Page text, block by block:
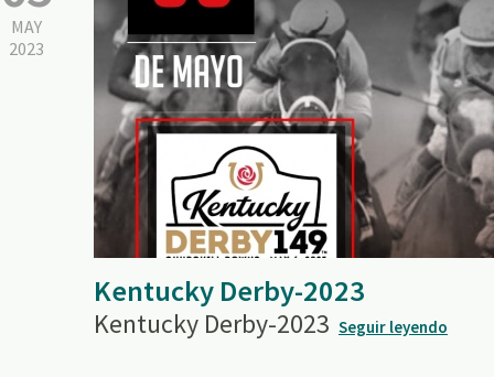
MAY
2023
Kentucky Derby-2023
Kentucky Derby-2023 Seguir leyendo